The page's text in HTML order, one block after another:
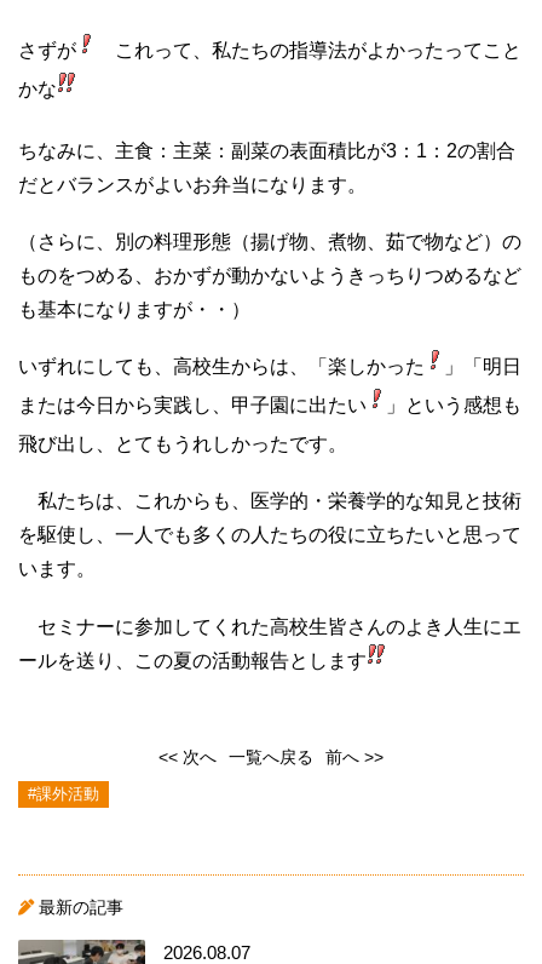
さずが
これって、私たちの指導法がよかったってこと
かな
ちなみに、主食：主菜：副菜の表面積比が3：1：2の割合
だとバランスがよいお弁当になります。
（さらに、別の料理形態（揚げ物、煮物、茹で物など）の
ものをつめる、おかずが動かないようきっちりつめるなど
も基本になりますが・・）
いずれにしても、高校生からは、「楽しかった
」「明日
または今日から実践し、甲子園に出たい
」という感想も
飛び出し、とてもうれしかったです。
私たちは、これからも、医学的・栄養学的な知見と技術
を駆使し、一人でも多くの人たちの役に立ちたいと思って
います。
セミナーに参加してくれた高校生皆さんのよき人生にエ
ールを送り、この夏の活動報告とします
<< 次へ 一覧へ戻る 前へ >>
#課外活動
最新の記事
2026.08.07